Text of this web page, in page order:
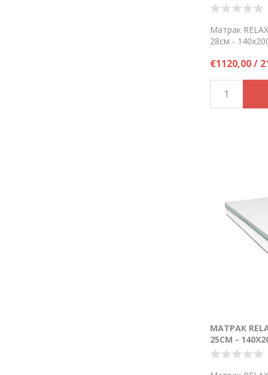
Матрак
28см -
по заявка!
€1120,00 /
МАТРАК
25СМ -